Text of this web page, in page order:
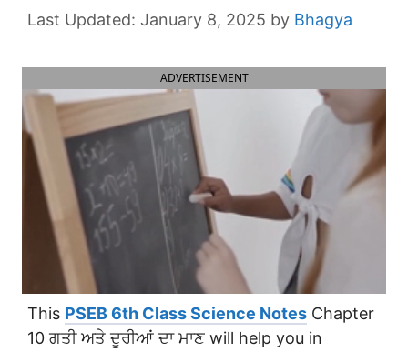
January 8, 2025 by Bhagya
ADVERTISEMENT
This PSEB 6th Class Science Notes Chapter
10 ਗਤੀ ਅਤੇ ਦੂਰੀਆਂ ਦਾ ਮਾਣ will help you in